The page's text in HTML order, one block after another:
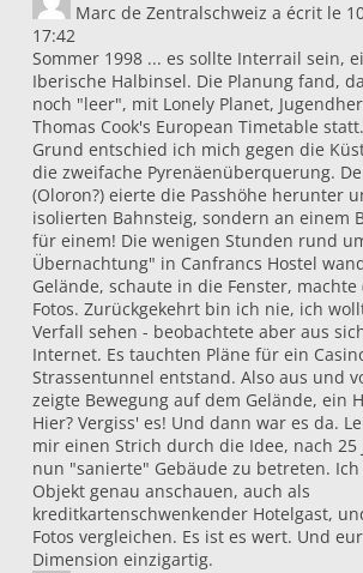
Marc de Zentralschweiz a écrit le
17:42
Sommer 1998 ... es sollte Interrail sein,
Iberische Halbinsel. Die Planung fand,
noch "leer", mit Lonely Planet,
Thomas Cook's European Timetable
Grund entschied ich mich gegen die
die zweifache Pyrenäenüberquerung.
(Oloron?) eierte die Passhöhe herunter
isolierten Bahnsteig, sondern an einem
für einem! Die wenigen Stunden rund
Übernachtung" in Canfrancs Hostel
Gelände, schaute in die Fenster, machte
Fotos. Zurückgekehrt bin ich nie, ich
Verfall sehen - beobachtete aber aus
Internet. Es tauchten Pläne für ein
Strassentunnel entstand. Also aus und
zeigte Bewegung auf dem Gelände, ein
Hier? Vergiss' es! Und dann war es da.
mir einen Strich durch die Idee, nach 25
nun "sanierte" Gebäude zu betreten.
Objekt genau anschauen, auch als
kreditkartenschwenkender Hotelgast,
Fotos vergleichen. Es ist es wert. Und
Dimension einzigartig.